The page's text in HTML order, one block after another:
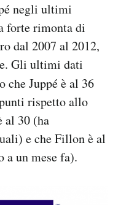
negli ultimi
forte rimonta di
dal 2007 al 2012,
Gli ultimi dati
che Juppé è al 36
rispetto allo
al 30 (ha
e che Fillon è al
a un mese fa).